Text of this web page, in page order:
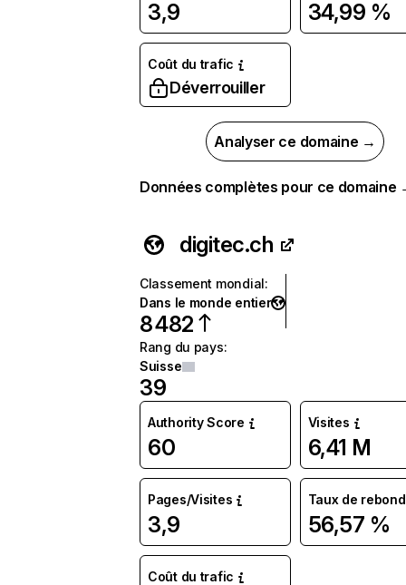
3,9 34,99 %
Coût du trafic
Déverrouiller
Analyser ce domaine →
Données complètes pour ce domaine
digitec.ch
Classement mondial:
Dans le monde entier
8 482
Rang du pays:
Suisse
39
Authority Score
60
Visites
6,41 M
Pages/Visites
3,9
Taux de rebond
56,57 %
Coût du trafic